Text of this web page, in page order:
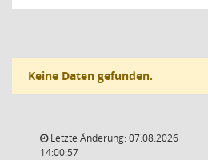
Keine Daten gefunden.
Letzte Änderung: 07.08.2026
14:00:57